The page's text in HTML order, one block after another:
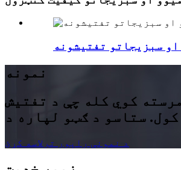
سبزیجاتو تفتیشونه
نمونه
کوي کله چې د تفتیش
د نمونې راپور ترلاسه کړئ